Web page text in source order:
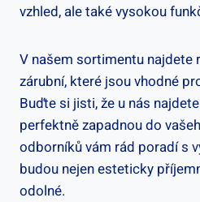
vzhled, ale také vysokou
V našem sortimentu najdete
zárubní, které jsou vhodné
Buďte si jisti, že u nás
perfektně zapadnou do
odborníků vám rád poradí s
budou nejen esteticky
odolné.